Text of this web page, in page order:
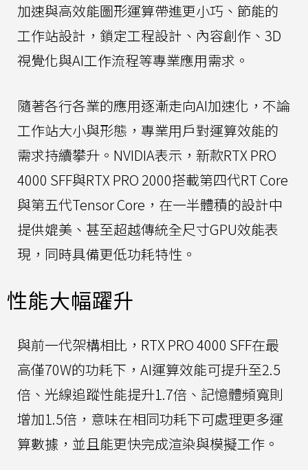
加速與高效能圖形運算帶進更小巧、節能的
工作站設計，鎖定工程設計、內容創作、3D
視覺化與AI工作流程等專業應用需求。
隨著各行各業的應用逐漸走向AI加速化，不論
工作站大小與形態，專業用戶對運算效能的
需求持續攀升。NVIDIA表示，新款RTX PRO
4000 SFF與RTX PRO 2000搭載第四代RT Core
與第五代Tensor Core，在一半體積的設計中
提供媲美、甚至超越傳統全尺寸GPU效能表
現，同時具備更低功耗特性。
性能大幅躍升
與前一代架構相比，RTX PRO 4000 SFF在最
高僅70W的功耗下，AI運算效能可提升至2.5
倍、光線追蹤性能提升1.7倍、記憶體頻寬則
增加1.5倍，意味在相同功耗下可處理更多運
算數據，並且能更快完成渲染與模擬工作。